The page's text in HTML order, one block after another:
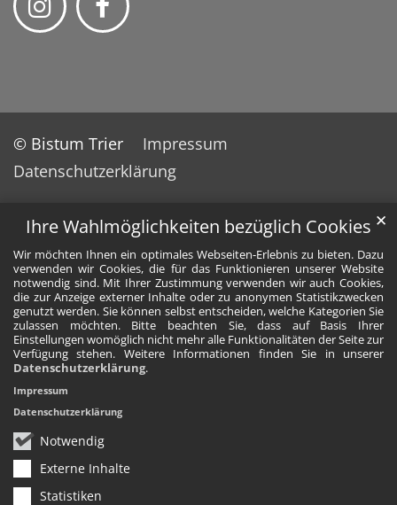
Ihre Wahlmöglichkeiten bezüglich Cookies
Wir möchten Ihnen ein optimales Webseiten-Erlebnis zu bieten. Dazu
verwenden wir Cookies, die für das Funktionieren unserer Website
notwendig sind. Mit Ihrer Zustimmung verwenden wir auch Cookies,
die zur Anzeige externer Inhalte oder zu anonymen Statistikzwecken
genutzt werden. Sie können selbst entscheiden, welche Kategorien Sie
zulassen möchten. Bitte beachten Sie, dass auf Basis Ihrer
Einstellungen womöglich nicht mehr alle Funktionalitäten der Seite zur
Verfügung stehen. Weitere Informationen finden Sie in unserer
Datenschutzerklärung.
Notwendig
Externe Inhalte
Statistiken
✕
Impressum
Datenschutzerklärung
© Bistum Trier
Impressum
Datenschutzerklärung